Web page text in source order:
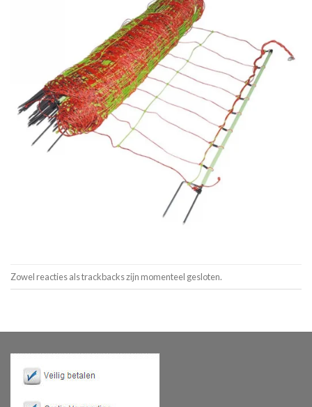
Zowel reacties als trackbacks zijn momenteel gesloten.